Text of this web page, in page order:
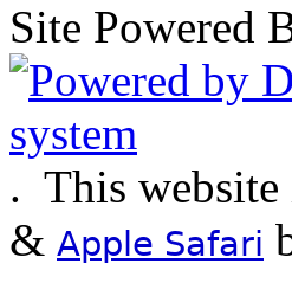
Site Powered
. This
& Apple Safari